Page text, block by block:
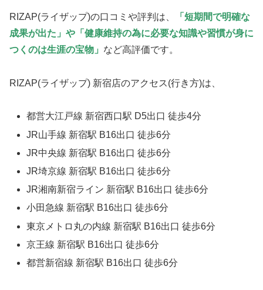
RIZAP(ライザップ)の口コミや評判は、
「短期間で明確な
成果が出た」や 「健康維持の為に必要な知識や習慣が身に
つくのは生涯の宝物」 など高評価です。
RIZAP(ライザップ) 新宿店のアクセス(行き方)は、
都営大江戸線 新宿西口駅 D5出口 徒歩4分
JR山手線 新宿駅 B16出口 徒歩6分
JR中央線 新宿駅 B16出口 徒歩6分
JR埼京線 新宿駅 B16出口 徒歩6分
JR湘南新宿ライン 新宿駅 B16出口 徒歩6分
小田急線 新宿駅 B16出口 徒歩6分
東京メトロ丸の内線 新宿駅 B16出口 徒歩6分
京王線 新宿駅 B16出口 徒歩6分
都営新宿線 新宿駅 B16出口 徒歩6分